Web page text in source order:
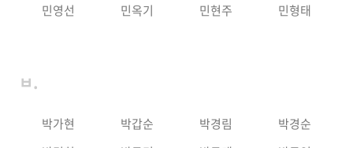
민영선
민옥기 민현주 민형태
ㅂ.
박가현 박갑순 박경림
박경순